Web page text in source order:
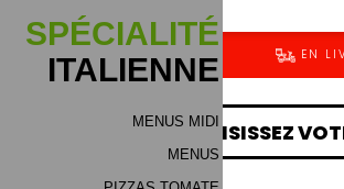
SPÉCIALITÉ
ITALIENNE
MENUS MIDI
MENUS